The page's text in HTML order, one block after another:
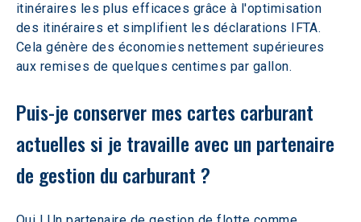
itinéraires les plus efficaces grâce à l'optimisation
des itinéraires et simplifient les déclarations IFTA.
Cela génère des économies nettement supérieures
aux remises de quelques centimes par gallon.
Puis-je conserver mes cartes carburant
actuelles si je travaille avec un partenaire
de gestion du carburant ?